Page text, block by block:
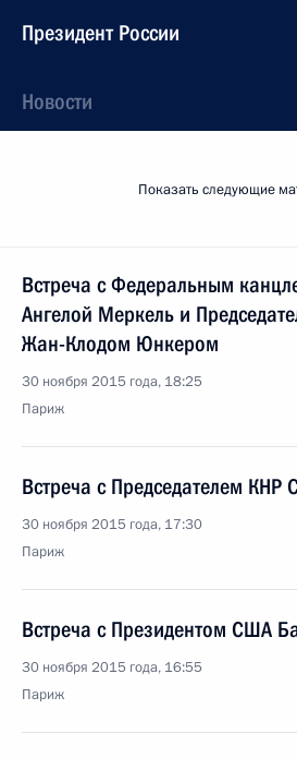
Президент России
Новости
Показать следующие
Встреча с Федеральным
Ангелой Меркель и
Жан-Клодом Юнкером
30 ноября 2015 года, 18:25
Париж
Встреча с Председателем КНР
30 ноября 2015 года, 17:30
Париж
Встреча с Президентом США
30 ноября 2015 года, 16:55
Париж